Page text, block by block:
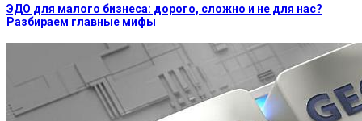
ЭДО для малого бизнеса: дорого, сложно и не для нас?
Разбираем главные мифы